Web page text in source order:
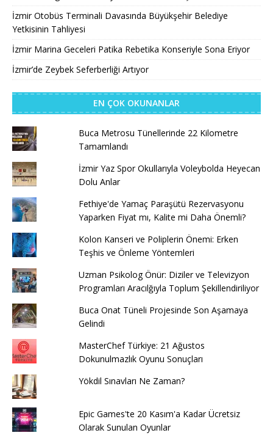
İzmir Otobüs Terminali Davasında Büyükşehir Belediye
Yetkisinin Tahliyesi
İzmir Marina Geceleri Patika Rebetika Konseriyle Sona Eriyor
İzmir’de Zeybek Seferberliği Artıyor
EN ÇOK OKUNANLAR
Buca Metrosu Tünellerinde 22 Kilometre
Tamamlandı
İzmir Yaz Spor Okullarıyla Voleybolda Heyecan
Dolu Anlar
Fethiye'de Yamaç Paraşütü Rezervasyonu
Yaparken Fiyat mı, Kalite mi Daha Önemli?
Kolon Kanseri ve Poliplerin Önemi: Erken
Teşhis ve Önleme Yöntemleri
Uzman Psikolog Önür: Diziler ve Televizyon
Programları Aracılğıyla Toplum Şekillendiriliyor
Buca Onat Tüneli Projesinde Son Aşamaya
Gelindi
MasterChef Türkiye: 21 Ağustos
Dokunulmazlık Oyunu Sonuçları
Yökdil Sınavları Ne Zaman?
Epic Games'te 20 Kasım'a Kadar Ücretsiz
Olarak Sunulan Oyunlar